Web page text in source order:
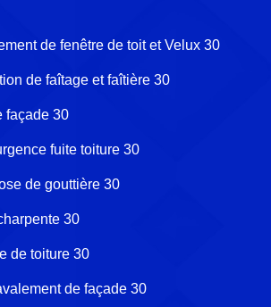
de fenêtre de toit et Velux 30
de faîtage et faîtière 30
façade 30
fuite toiture 30
de gouttière 30
30
de toiture 30
de façade 30